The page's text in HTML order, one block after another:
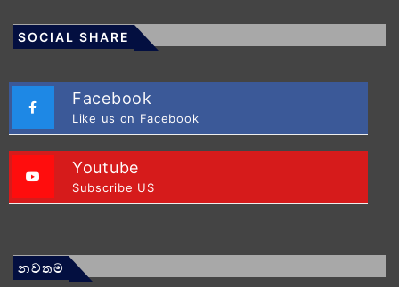
SOCIAL SHARE
Facebook
Like us on Facebook
Youtube
Subscribe US
නවතම